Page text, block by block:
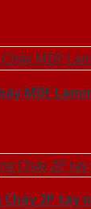
MDF
2P tay